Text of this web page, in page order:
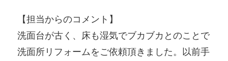
【担当からのコメント】
洗面台が古く、床も湿気でブカブカとのことで
洗面所リフォームをご依頼頂きました。以前手